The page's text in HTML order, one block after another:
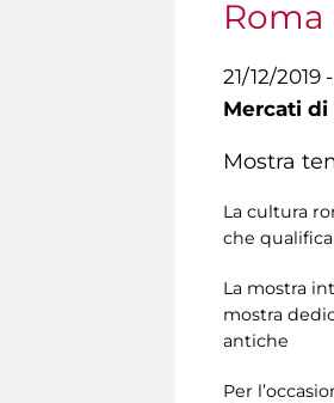
21/12/2019
Mercati di
Mostra
La cultura
che
La mostra
mostra
antiche
Per